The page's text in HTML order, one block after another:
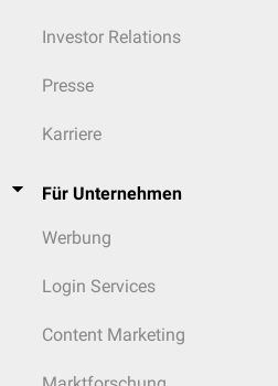
Investor Relations
Presse
Karriere
Für Unternehmen
Werbung
Login Services
Content Marketing